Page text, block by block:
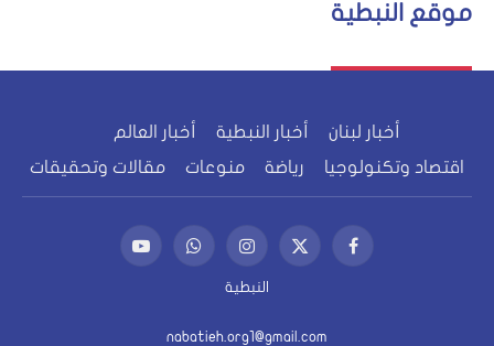
موقع النبطية
أخبار لبنان أخبار النبطية
أخبار العالم
اقتصاد وتكنولوجيا
رياضة منوعات مقالات وتحقيقات
فيسبوكX
(Twitter)
الانستغرامواتساب يوتيوب
النبطية
nabatieh.org1@gmail.com